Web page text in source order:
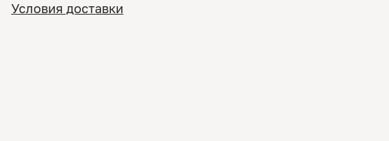
Условия доставки